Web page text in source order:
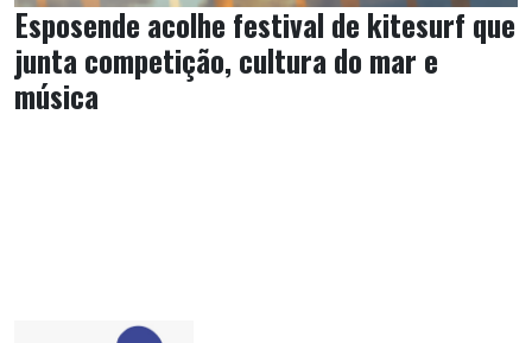
Esposende acolhe festival de kitesurf que
junta competição, cultura do mar e
música